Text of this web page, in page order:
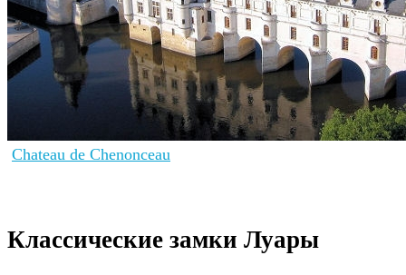
Chateau de Chenonceau
Классические замки Луары